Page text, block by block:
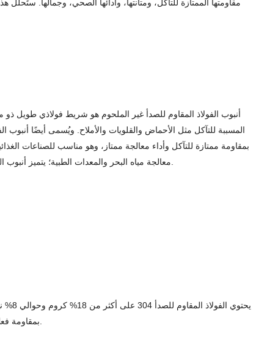
أنبوب الفولاذ المقاوم للصدأ غير الملحوم هو شريط فولاذي طويل